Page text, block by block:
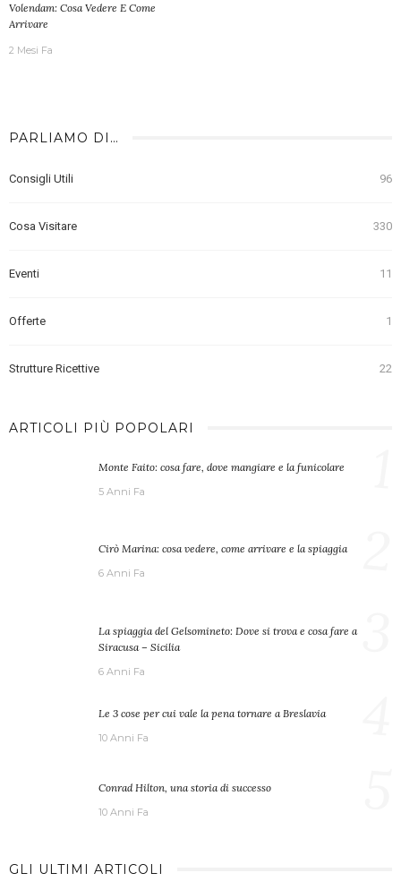
Volendam: Cosa Vedere E Come
Arrivare
2 Mesi Fa
PARLIAMO DI…
Consigli Utili 96
Cosa Visitare 330
Eventi 11
Offerte 1
Strutture Ricettive 22
ARTICOLI PIÙ POPOLARI
Monte Faito: cosa fare, dove mangiare e la funicolare
5 Anni Fa
Cirò Marina: cosa vedere, come arrivare e la spiaggia
6 Anni Fa
La spiaggia del Gelsomineto: Dove si trova e cosa fare a
Siracusa – Sicilia
6 Anni Fa
Le 3 cose per cui vale la pena tornare a Breslavia
10 Anni Fa
Conrad Hilton, una storia di successo
10 Anni Fa
GLI ULTIMI ARTICOLI